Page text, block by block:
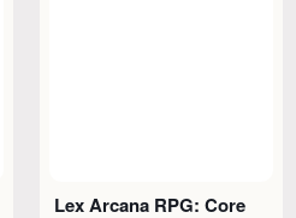
Lex Arcana RPG: Core